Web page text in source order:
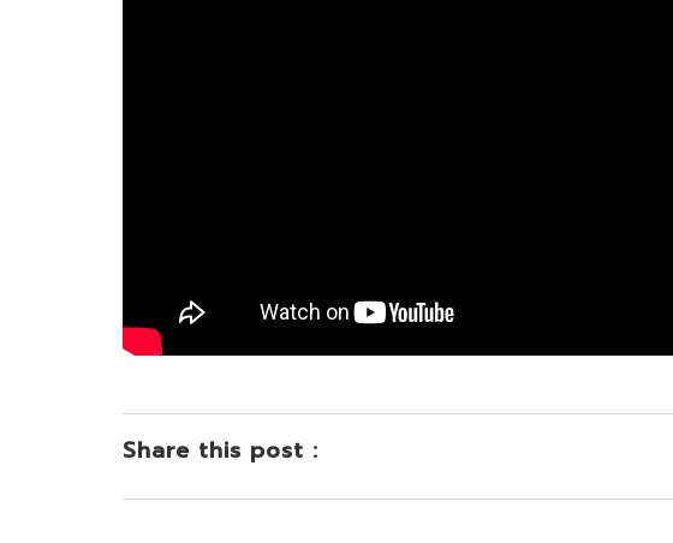
Share this post :